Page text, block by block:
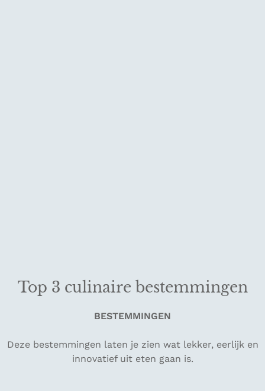
Top 3 culinaire bestemmingen
BESTEMMINGEN
Deze bestemmingen laten je zien wat lekker, eerlijk en
innovatief uit eten gaan is.